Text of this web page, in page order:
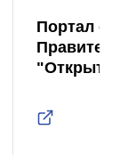
Портал